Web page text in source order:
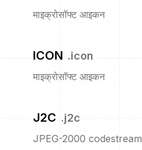
माइक्रोसॉफ्ट आइकन
ICON .icon
माइक्रोसॉफ्ट आइकन
J2C .j2c
JPEG-2000 codestream